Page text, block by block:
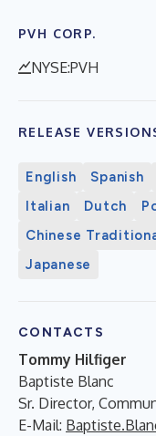
PVH CORP.
NYSE:PVH
RELEASE
English Spanish
Italian
Dutch
Chinese
Japanese
CONTACTS
Tommy Hilfiger
Baptiste Blanc
Sr. Director,
E-Mail: